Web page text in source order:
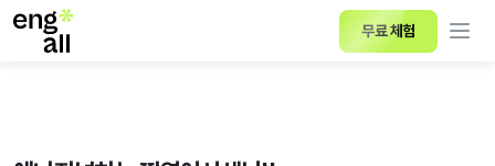
무료 체험